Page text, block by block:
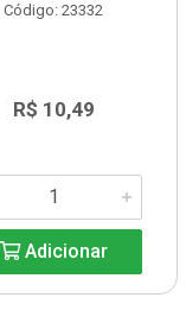
Código: 23332
R$ 10,49
Adicionar